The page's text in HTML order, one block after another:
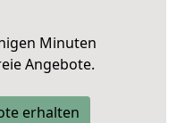
Minuten
Angebote.
erhalten